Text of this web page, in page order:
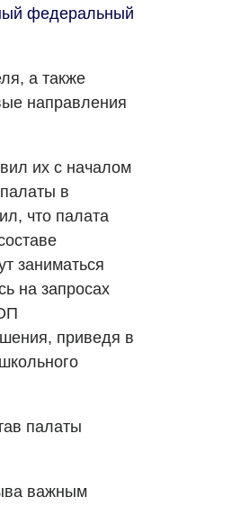
федеральный
а также
направления
их с началом
в
что палата
заниматься
на запросах
приведя в
палаты
важным